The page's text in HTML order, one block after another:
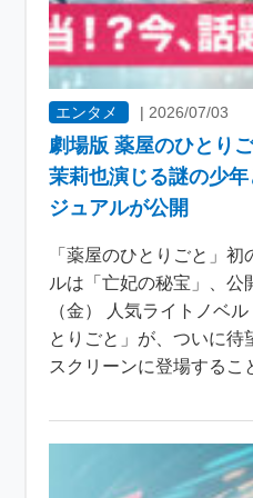
エンタメ |2026/07/03
劇場版 薬屋のひとり
茉莉也演じる謎の少
ジュアルが公開
「薬屋のひとりごと」
ルは「亡妃の秘宝」、公
（金） 人気ライトノベ
とりごと」が、ついに待
スクリーンに登場するこ